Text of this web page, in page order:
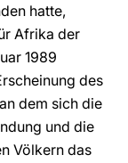
hatte,
Afrika der
1989
des
dem sich die
und die
Völkern das